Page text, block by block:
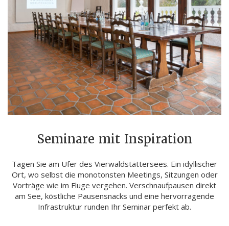
Seminare mit Inspiration
Tagen Sie am Ufer des Vierwaldstättersees. Ein idyllischer
Ort, wo selbst die monotonsten Meetings, Sitzungen oder
Vorträge wie im Fluge vergehen. Verschnaufpausen direkt
am See, köstliche Pausensnacks und eine hervorragende
Infrastruktur runden Ihr Seminar perfekt ab.